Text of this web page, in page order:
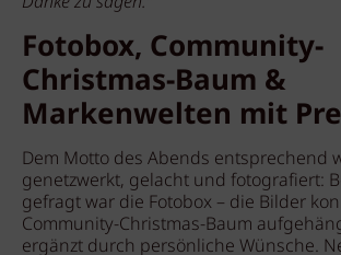
Fotobox, Community-
Christmas-Baum &
Markenwelten mit
Dem Motto des Abends entsprechend
genetzwerkt, gelacht und fotografiert:
gefragt war die Fotobox – die Bilder
Community-Christmas-Baum
ergänzt durch persönliche Wünsche.